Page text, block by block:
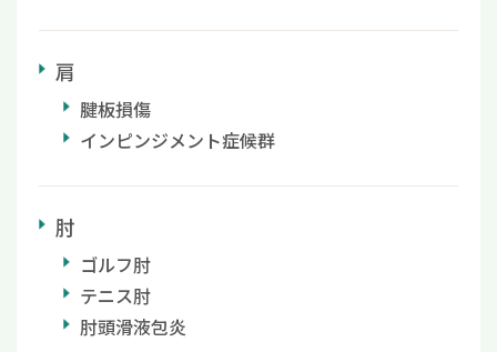
肩
腱板損傷
インピンジメント症候群
肘
ゴルフ肘
テニス肘
肘頭滑液包炎